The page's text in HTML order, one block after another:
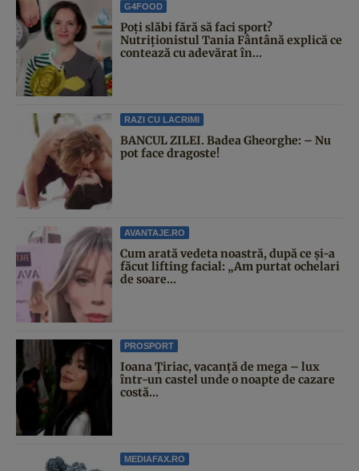
G4FOOD
Poți slăbi fără să faci sport?
Nutriționistul Tania Fântână explică ce
contează cu adevărat în...
RAZI CU LACRIMI
BANCUL ZILEI. Badea Gheorghe: – Nu
pot face dragoste!
AVANTAJE.RO
Cum arată vedeta noastră, după ce și-a
făcut lifting facial: „Am purtat ochelari
de soare...
PROSPORT
Ioana Țiriac, vacanță de mega – lux
într-un castel unde o noapte de cazare
costă...
MEDIAFAX.RO